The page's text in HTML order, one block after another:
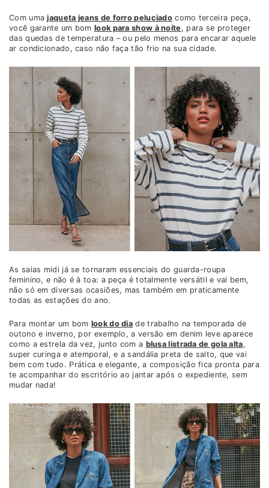
Com umajaqueta jeans de forro peluciado como terceira peça,
você garante um bomlook para show à noite, para se proteger
das quedas de temperatura – ou pelo menos para encarar aquele
ar condicionado, caso não faça tão frio na sua cidade.
As saias midi já se tornaram essenciais do guarda-roupa
feminino, e não é à toa: a peça é totalmente versátil e vai bem,
não só em diversas ocasiões, mas também em praticamente
todas as estações do ano.
Para montar um bom look do dia de trabalho na temporada de
outono e inverno, por exemplo, a versão em denim leve aparece
como a estrela da vez, junto com a blusa listrada de gola alta,
super curinga e atemporal, e a sandália preta de salto, que vai
bem com tudo. Prática e elegante, a composição fica pronta para
te acompanhar do escritório ao jantar após o expediente, sem
mudar nada!